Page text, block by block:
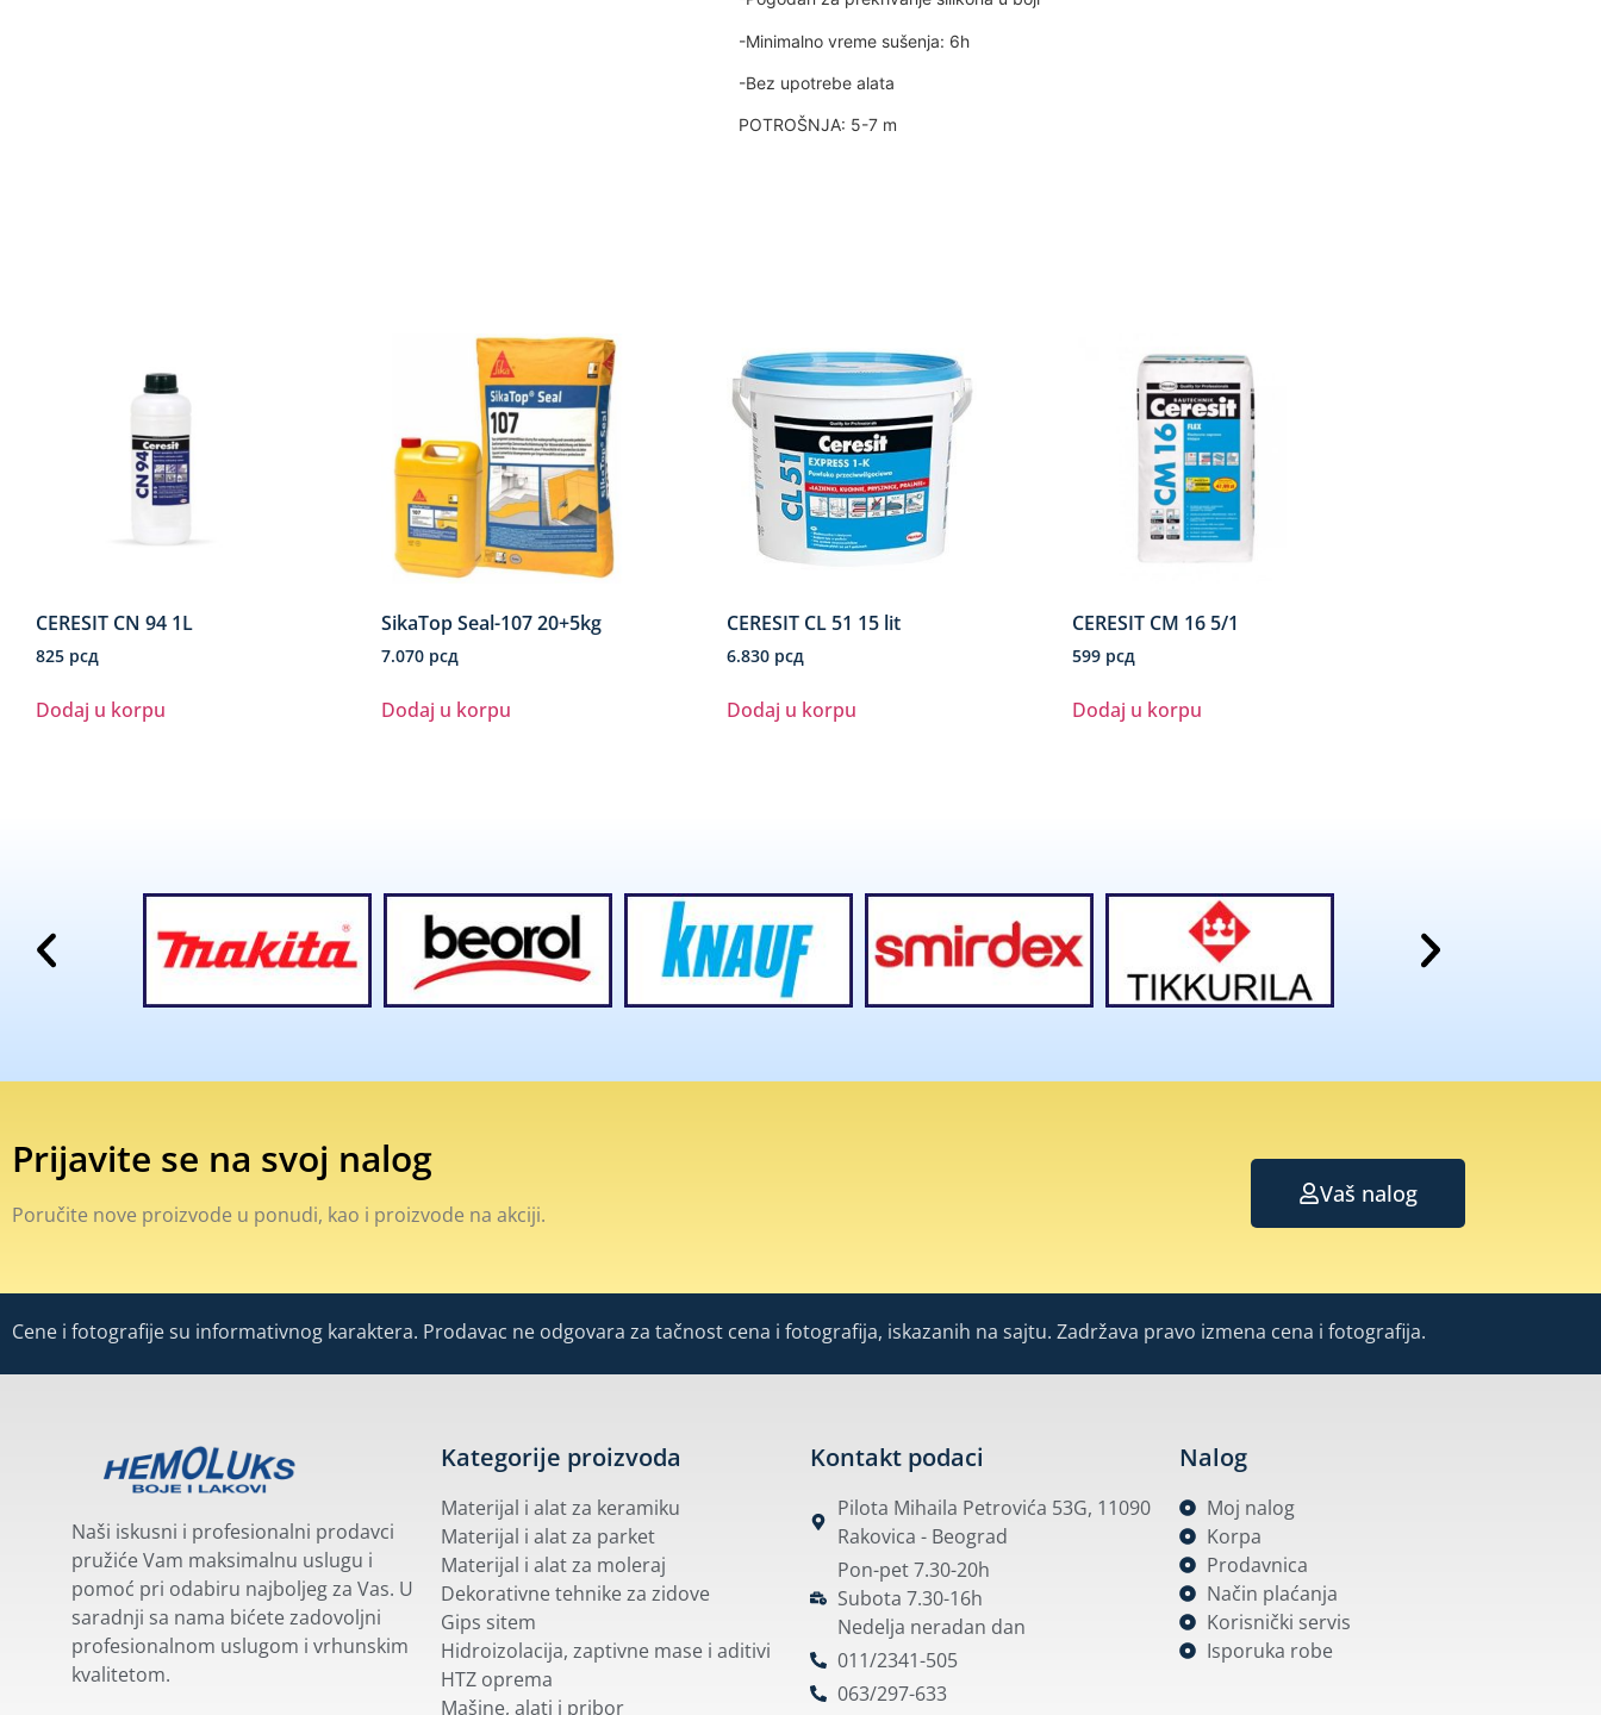
-Minimalno vreme sušenja: 6h
-Bez upotrebe alata
POTROŠNJA: 5-7 m
CERESIT CN 94 1L
825 рсд
Dodaj u korpu
SikaTop Seal-107 20+5kg
7.070 рсд
Dodaj u korpu
CERESIT CL 51 15 lit
6.830 рсд
Dodaj u korpu
CERESIT CM 16 5/1
599 рсд
Dodaj u korpu
Prijavite se na svoj nalog
Poručite nove proizvode u ponudi, kao i proizvode na akciji.
Vaš nalog
Cene i fotografije su informativnog karaktera. Prodavac ne odgovara za tačnost cena i fotografija, iskazanih na sajtu. Zadržava pravo izmena cena i fotografija.
Naši iskusni i profesionalni prodavci
pružiće Vam maksimalnu uslugu i
pomoć pri odabiru najboljeg za Vas. U
saradnji sa nama bićete zadovoljni
profesionalnom uslugom i vrhunskim
kvalitetom.
Kategorije proizvoda
Materijal i alat za keramiku
Materijal i alat za parket
Materijal i alat za moleraj
Dekorativne tehnike za zidove
Gips sitem
Hidroizolacija, zaptivne mase i aditivi
HTZ oprema
Mašine, alati i pribor
Kontakt podaci
Pilota Mihaila Petrovića 53G, 11090
Rakovica - Beograd
Pon-pet 7.30-20h
Subota 7.30-16h
Nedelja neradan dan
011/2341-505
063/297-633
Nalog
Moj nalog
Korpa
Prodavnica
Način plaćanja
Korisnički servis
Isporuka robe